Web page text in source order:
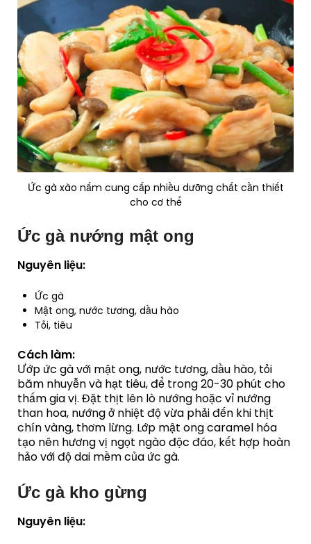
Ức gà xào nấm cung cấp nhiều dưỡng chất cần thiết
cho cơ thể
Ức gà nướng mật ong
Nguyên liệu:
Ức gà
Mật ong, nước tương, dầu hào
Tỏi, tiêu
Cách làm:
Ướp ức gà với mật ong, nước tương, dầu hào, tỏi
băm nhuyễn và hạt tiêu, để trong 20-30 phút cho
thấm gia vị. Đặt thịt lên lò nướng hoặc vỉ nướng
than hoa, nướng ở nhiệt độ vừa phải đến khi thịt
chín vàng, thơm lừng. Lớp mật ong caramel hóa
tạo nên hương vị ngọt ngào độc đáo, kết hợp hoàn
hảo với độ dai mềm của ức gà.
Ức gà kho gừng
Nguyên liệu: